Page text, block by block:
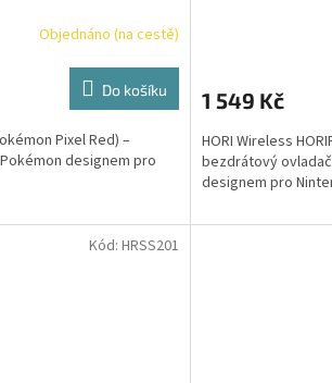
Objednáno (na cestě)
Do košíku
Pixel Red) –
designem pro
1 549 Kč
HORI Wireless
bezdrátový
designem pro
Kód: HRSS201